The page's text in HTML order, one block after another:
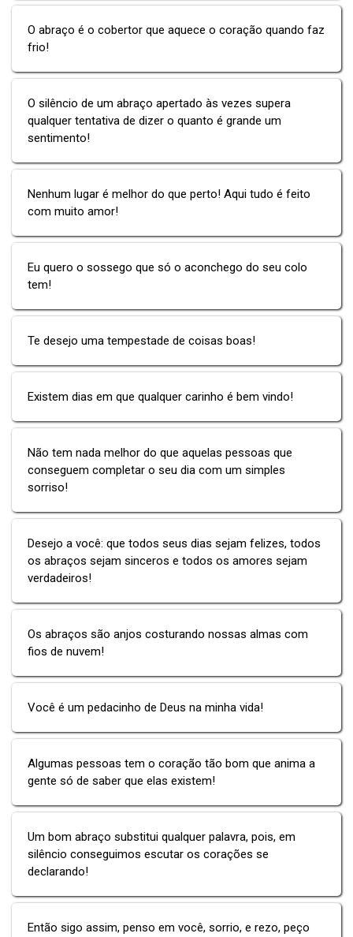
O abraço é o cobertor que aquece o coração quando faz
frio!
O silêncio de um abraço apertado às vezes supera
qualquer tentativa de dizer o quanto é grande um
sentimento!
Nenhum lugar é melhor do que perto! Aqui tudo é feito
com muito amor!
Eu quero o sossego que só o aconchego do seu colo
tem!
Te desejo uma tempestade de coisas boas!
Existem dias em que qualquer carinho é bem vindo!
Não tem nada melhor do que aquelas pessoas que
conseguem completar o seu dia com um simples
sorriso!
Desejo a você: que todos seus dias sejam felizes, todos
os abraços sejam sinceros e todos os amores sejam
verdadeiros!
Os abraços são anjos costurando nossas almas com
fios de nuvem!
Você é um pedacinho de Deus na minha vida!
Algumas pessoas tem o coração tão bom que anima a
gente só de saber que elas existem!
Um bom abraço substitui qualquer palavra, pois, em
silêncio conseguimos escutar os corações se
declarando!
Então sigo assim, penso em você, sorrio, e rezo, peço